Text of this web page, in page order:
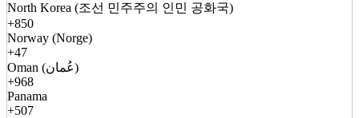
North Korea (조선 민주주의 인민 공화국)
+850
Norway (Norge)
+47
Oman (عُمان)
+968
Panama
+507